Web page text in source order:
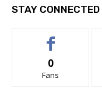
STAY CONNECTED
0
Fans